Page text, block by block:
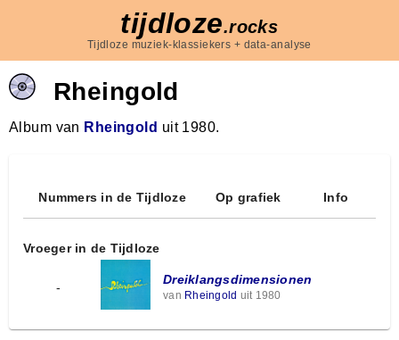
tijdloze.rocks
Tijdloze muziek-klassiekers + data-analyse
Rheingold
Album van Rheingold uit 1980.
Nummers in de Tijdloze Op grafiek Info
Vroeger in de Tijdloze
-
Dreiklangsdimensionen
van Rheingold uit 1980